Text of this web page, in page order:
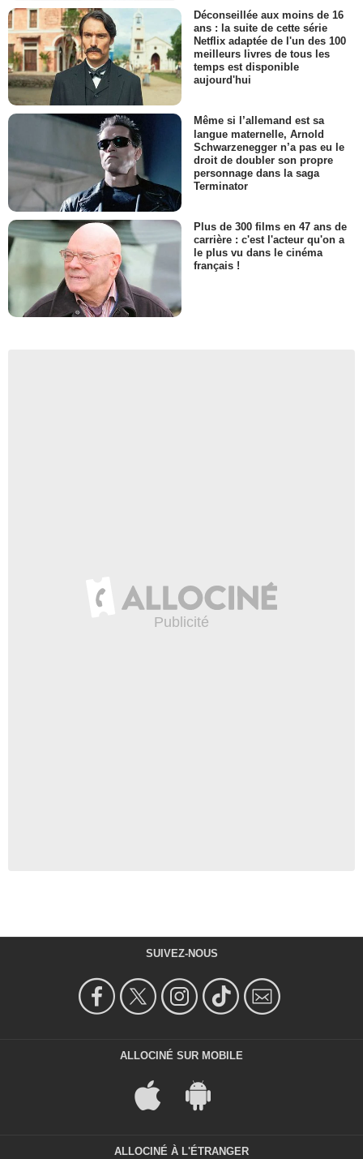
Déconseillée aux moins de 16
ans : la suite de cette série
Netflix adaptée de l'un des 100
meilleurs livres de tous les
temps est disponible
aujourd'hui
Même si l’allemand est sa
langue maternelle, Arnold
Schwarzenegger n’a pas eu le
droit de doubler son propre
personnage dans la saga
Terminator
Plus de 300 films en 47 ans de
carrière : c'est l'acteur qu'on a
le plus vu dans le cinéma
français !
SUIVEZ-NOUS
ALLOCINÉ SUR MOBILE
ALLOCINÉ À L'ÉTRANGER